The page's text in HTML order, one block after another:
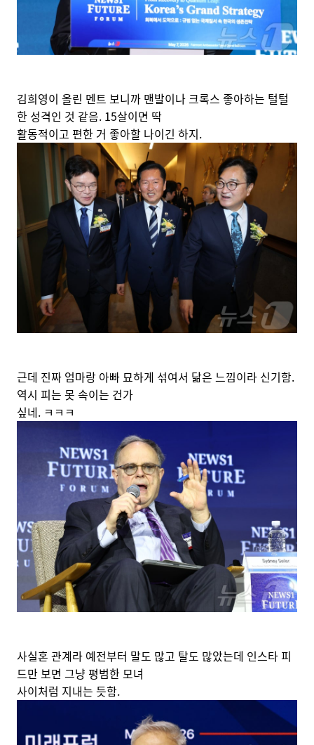
김희영이 올린 멘트 보니까 맨발이나 크록스 좋아하는 털털
한 성격인 것 같음. 15살이면 딱
활동적이고 편한 거 좋아할 나이긴 하지.
근데 진짜 엄마랑 아빠 묘하게 섞여서 닮은 느낌이라 신기함.
역시 피는 못 속이는 건가
싶네. ㅋㅋㅋ
사실혼 관계라 예전부터 말도 많고 탈도 많았는데 인스타 피
드만 보면 그냥 평범한 모녀
사이처럼 지내는 듯함.